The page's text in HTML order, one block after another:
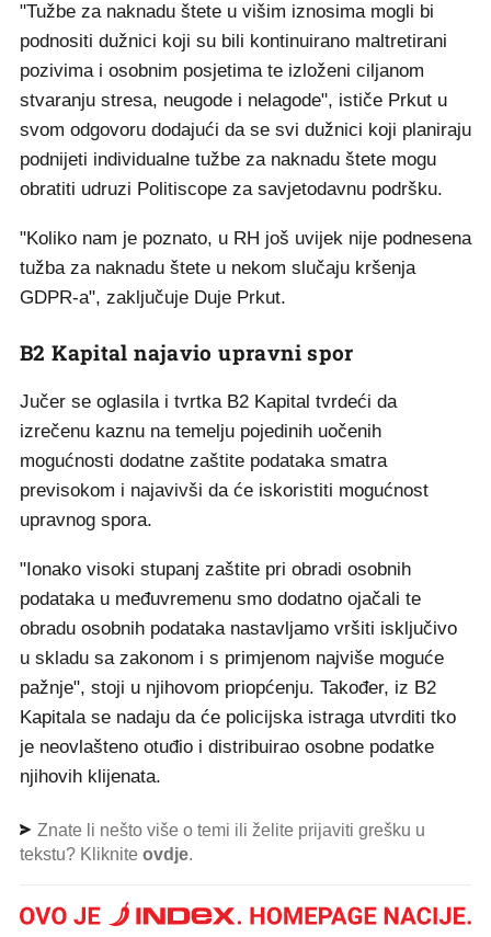
"Tužbe za naknadu štete u višim iznosima mogli bi
podnositi dužnici koji su bili kontinuirano maltretirani
pozivima i osobnim posjetima te izloženi ciljanom
stvaranju stresa, neugode i nelagode", ističe Prkut u
svom odgovoru dodajući da se svi dužnici koji planiraju
podnijeti individualne tužbe za naknadu štete mogu
obratiti udruzi Politiscope za savjetodavnu podršku.
"Koliko nam je poznato, u RH još uvijek nije podnesena
tužba za naknadu štete u nekom slučaju kršenja
GDPR-a", zaključuje Duje Prkut.
B2 Kapital najavio upravni spor
Jučer se oglasila i tvrtka B2 Kapital tvrdeći da
izrečenu kaznu na temelju pojedinih uočenih
mogućnosti dodatne zaštite podataka smatra
previsokom i najavivši da će iskoristiti mogućnost
upravnog spora.
"Ionako visoki stupanj zaštite pri obradi osobnih
podataka u međuvremenu smo dodatno ojačali te
obradu osobnih podataka nastavljamo vršiti isključivo
u skladu sa zakonom i s primjenom najviše moguće
pažnje", stoji u njihovom priopćenju. Također, iz B2
Kapitala se nadaju da će policijska istraga utvrditi tko
je neovlašteno otuđio i distribuirao osobne podatke
njihovih klijenata.
Znate li nešto više o temi ili želite prijaviti grešku u
tekstu? Kliknite ovdje.